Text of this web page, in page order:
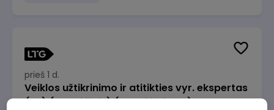
prieš 1 d.
Veiklos užtikrinimo ir atitikties vyr. ekspertas
(-ė) (Radviliškis) (Radviliškis, LT)